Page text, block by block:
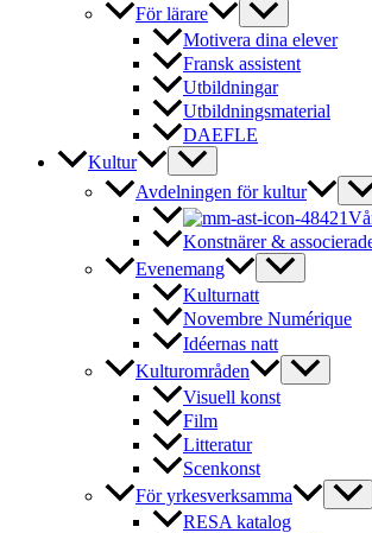
För lärare
Motivera dina elever
Fransk assistent
Utbildningar
Utbildningsmaterial
DAEFLE
Kultur
Avdelningen för kultur
Konstnärer &
Evenemang
Kulturnatt
Novembre Numérique
Idéernas natt
Kulturområden
Visuell konst
Film
Litteratur
Scenkonst
För yrkesverksamma
RESA katalog